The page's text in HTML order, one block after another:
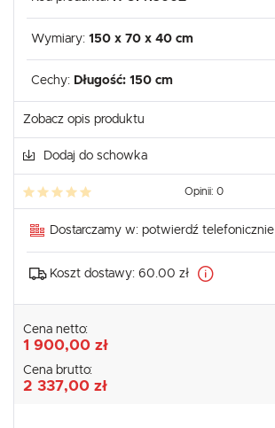
Wymiary: 150 x 70 x 40 cm
Cechy: Długość: 150 cm
Zobacz opis produktu
Dodaj do schowka
Opinii: 0
Dostarczamy w: potwierdź telefonicznie
Koszt dostawy: 60.00 zł
Cena netto:
1 900,00 zł
Cena brutto:
2 337,00 zł